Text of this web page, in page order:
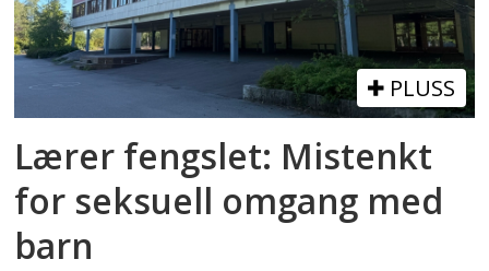
PLUSS
Lærer fengslet: Mistenkt
for seksuell omgang med
barn